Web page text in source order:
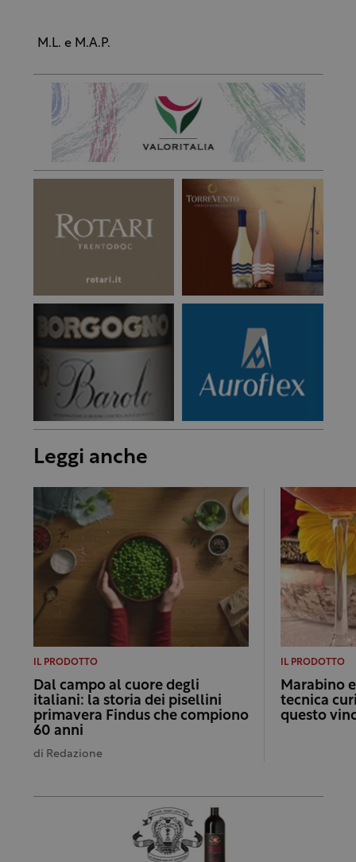
M.L. e M.A.P.
Leggi anche
IL PRODOTTO
Dal campo al cuore degli
italiani: la storia dei pisellini
primavera Findus che compiono
60 anni
di Redazione
IL PRODOTTO
Marabino
tecnica
questo